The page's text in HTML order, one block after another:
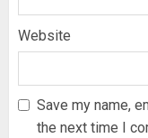
Website
Save my name,
the next time I